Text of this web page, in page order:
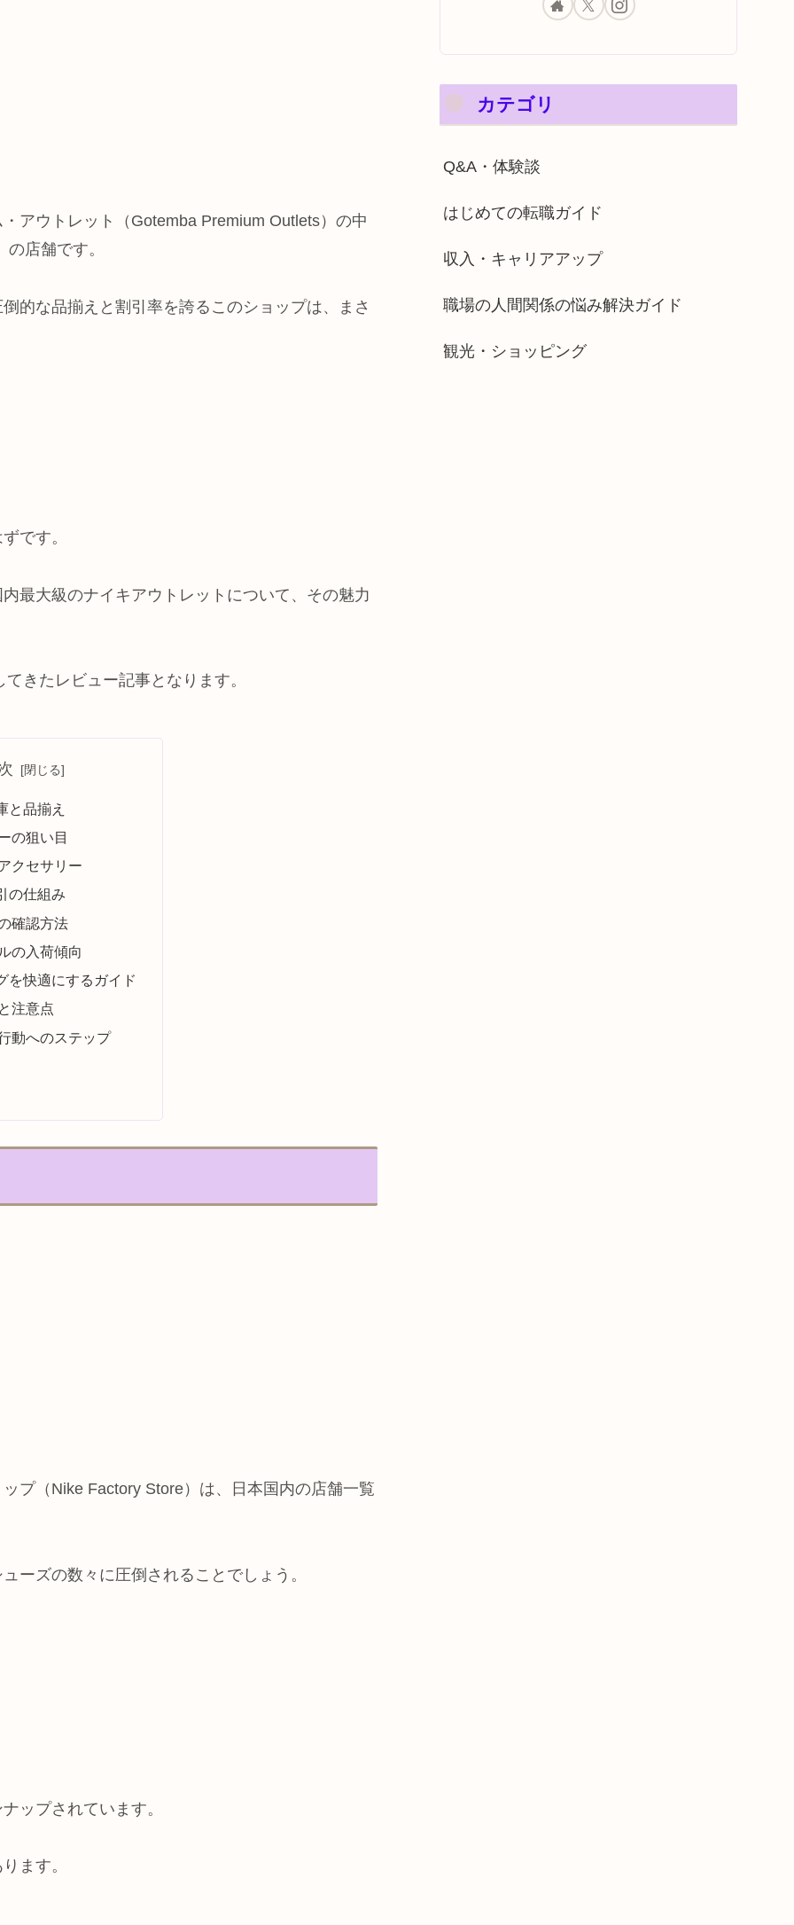
アウトレット（Gotemba Premium Outlets）の中
店舗です。
的な品揃えと割引率を誇るこのショップは、まさ
です。
最大級のナイキアウトレットについて、その魅力
きたレビュー記事となります。
と品揃え
の狙い目
クセサリー
の仕組み
確認方法
の入荷傾向
を快適にするガイド
注意点
動へのステップ
プ（Nike Factory Store）は、日本国内の店舗一覧
ーズの数々に圧倒されることでしょう。
ップされています。
ます。
カテゴリ
Q&A・体験談
はじめての転職ガイド
収入・キャリアアップ
職場の人間関係の悩み解決ガイド
観光・ショッピング